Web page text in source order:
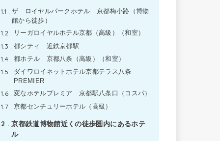
1.1
ザ ロイヤルパークホテル 京都梅小路（博物
館から徒歩）
1.2 リーガロイヤルホテル京都（高級）（和室）
1.3 都シティ 近鉄京都駅
1.4 都ホテル 京都八条（高級）（和室）
1.5
ダイワロイネットホテル京都テラス八条
PREMIER
1.6 変なホテルプレミア 京都駅八条口（コスパ）
1.7 京都センチュリーホテル（高級）
2
京都鉄道博物館近くの徒歩圏内にあるホテ
ル